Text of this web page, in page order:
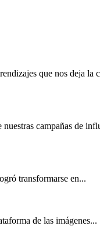
que nos deja la
campañas de
transformarse en...
de las imágenes...